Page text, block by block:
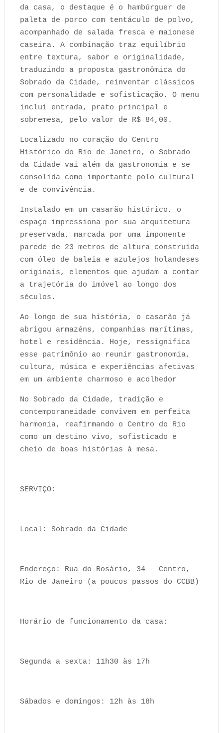
da casa, o destaque é o hambúrguer de
paleta de porco com tentáculo de polvo,
acompanhado de salada fresca e maionese
caseira. A combinação traz equilíbrio
entre textura, sabor e originalidade,
traduzindo a proposta gastronômica do
Sobrado da Cidade, reinventar clássicos
com personalidade e sofisticação. O menu
inclui entrada, prato principal e
sobremesa, pelo valor de R$ 84,00.
Localizado no coração do Centro
Histórico do Rio de Janeiro, o Sobrado
da Cidade vai além da gastronomia e se
consolida como importante polo cultural
e de convivência.
Instalado em um casarão histórico, o
espaço impressiona por sua arquitetura
preservada, marcada por uma imponente
parede de 23 metros de altura construída
com óleo de baleia e azulejos holandeses
originais, elementos que ajudam a contar
a trajetória do imóvel ao longo dos
séculos.
Ao longo de sua história, o casarão já
abrigou armazéns, companhias marítimas,
hotel e residência. Hoje, ressignifica
esse patrimônio ao reunir gastronomia,
cultura, música e experiências afetivas
em um ambiente charmoso e acolhedor
No Sobrado da Cidade, tradição e
contemporaneidade convivem em perfeita
harmonia, reafirmando o Centro do Rio
como um destino vivo, sofisticado e
cheio de boas histórias à mesa.
SERVIÇO:
Local: Sobrado da Cidade
Endereço: Rua do Rosário, 34 – Centro,
Rio de Janeiro (a poucos passos do CCBB)
Horário de funcionamento da casa:
Segunda a sexta: 11h30 às 17h
Sábados e domingos: 12h às 18h